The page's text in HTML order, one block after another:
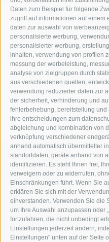
Daten zum Beispiel für folgende
zugriff auf informationen auf
daten zur auswahl von
personalisierte werbung,
personalisierter werbung,
inhalten, verwendung von profilen
messung der werbeleistung,
analyse von zielgruppen durch
aus verschiedenen quellen,
verwendung reduzierter daten zur
der sicherheit, verhinderung und
fehlerbehebung, bereitstellung
ihre entscheidungen zum
abgleichung und kombination von
verknüpfung verschiedener
anhand automatisch übermittelter
standortdaten, geräte anhand von
identifizieren. Es steht Ihnen frei,
verweigern oder zu widerrufen,
Einschränkungen führt. Wenn Sie
erklären Sie sich mit der
einverstanden. Verwenden Sie die
um Ihre Auswahl anzupassen oder
fortzufahren, die nicht unbedingt
Einstellungen jederzeit ändern,
Einstellungen" unten auf der Seite